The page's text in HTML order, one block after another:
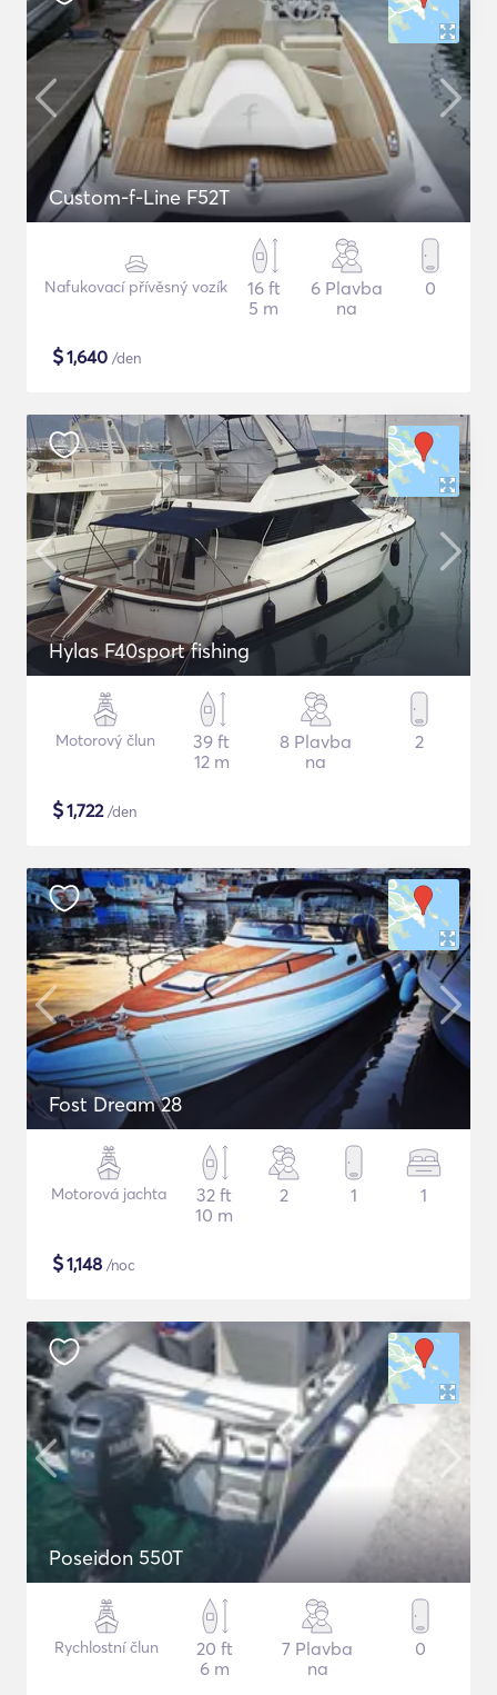
Custom-f-Line F52T
Nafukovací přívěsný vozík
16 ft
5 m
6 Plavba
na
0
$1,640 /den
Hylas F40sport fishing
Motorový člun
39 ft
12 m
8 Plavba
na
2
$1,722/den
Fost Dream 28
Motorová jachta
32 ft
10 m
2 1 1
$1,148 /noc
Poseidon 550T
Rychlostní člun
20 ft
6 m
7 Plavba
na
0